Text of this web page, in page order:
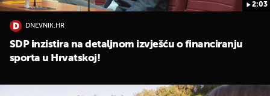
2:03
DNEVNIK.HR
SDP inzistira na detaljnom izvješću o financiranju
sporta u Hrvatskoj!